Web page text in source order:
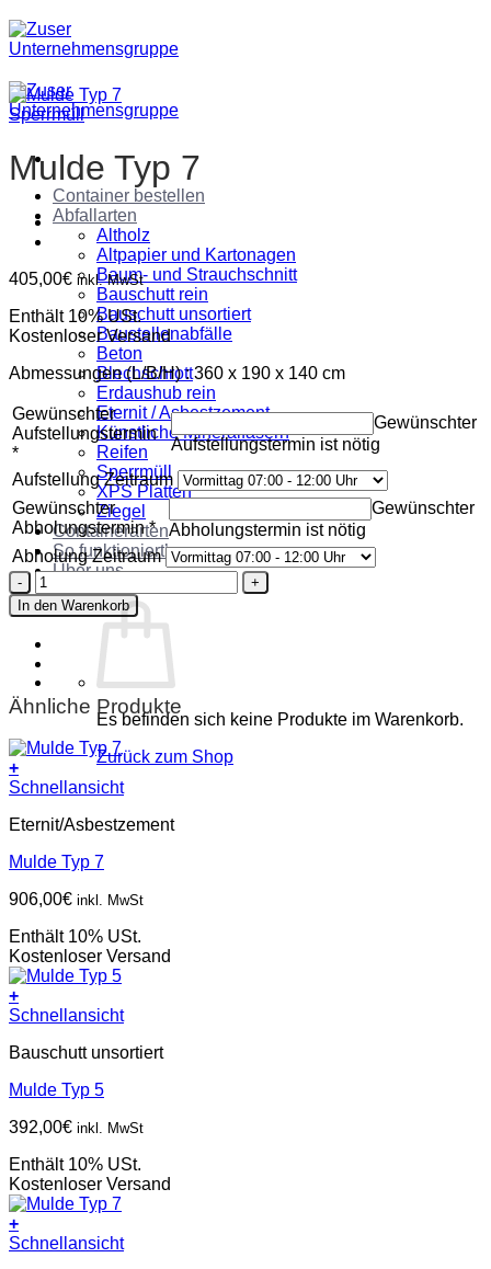
Zum
Inhalt
springen
Container bestellen
Abfallarten
Altholz
Altpapier und Kartonagen
Baum- und Strauchschnitt
Bauschutt rein
Bauschutt unsortiert
Baustellenabfälle
Beton
Blechschrott
Erdaushub rein
Eternit / Asbestzement
Künstliche Mineralfasern
Reifen
Sperrmüll
XPS Platten
Ziegel
Containerarten
So funktioniert’s
Über uns
Kontakt
Es befinden sich keine Produkte im Warenkorb.
Zurück zum Shop
Sperrmüll
Mulde Typ 7
405,00€ inkl. MwSt
Enthält 10% USt.
Kostenloser Versand
Abmessungen (L/B/H) : 360 x 190 x 140 cm
Gewünschter
Aufstellungstermin
*
Gewünschter
Aufstellungstermin ist nötig
Aufstellung Zeitraum
Gewünschter
Abholungstermin*
Gewünschter
Abholungstermin ist nötig
Abholung Zeitraum
Mulde
Typ
7
Menge
In den Warenkorb
Ähnliche Produkte
+
Schnellansicht
Eternit/Asbestzement
Mulde Typ 7
906,00€ inkl. MwSt
Enthält 10% USt.
Kostenloser Versand
+
Schnellansicht
Bauschutt unsortiert
Mulde Typ 5
392,00€ inkl. MwSt
Enthält 10% USt.
Kostenloser Versand
+
Schnellansicht